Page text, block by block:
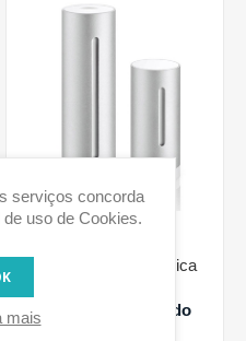
Estação Meteorológica
€189,99 IVA incluido
serviços concorda
uso de Cookies.
mais